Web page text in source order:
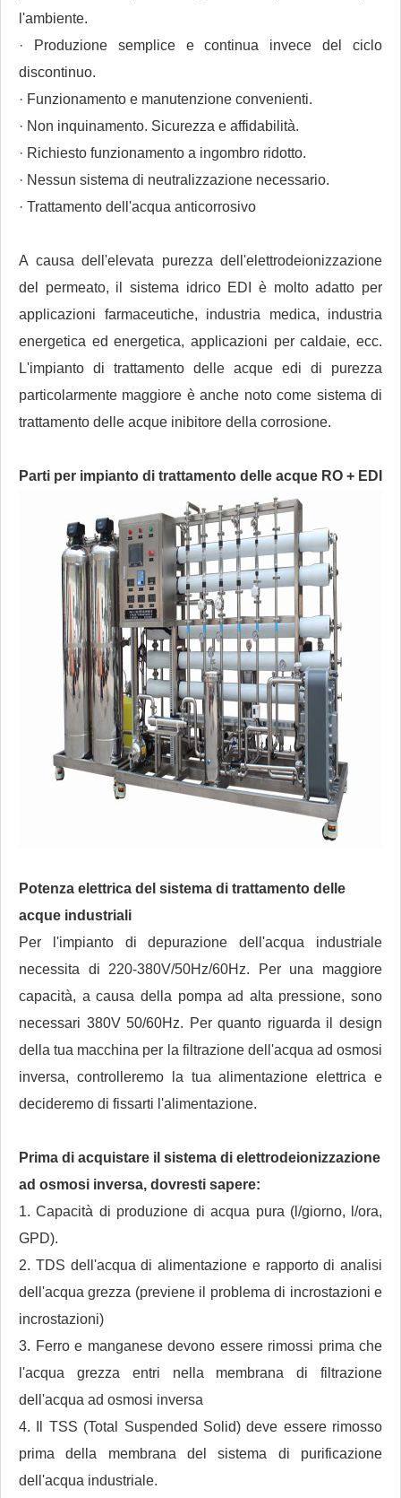
l'ambiente.
· Produzione semplice e continua invece del ciclo
discontinuo.
· Funzionamento e manutenzione convenienti.
· Non inquinamento. Sicurezza e affidabilità.
· Richiesto funzionamento a ingombro ridotto.
· Nessun sistema di neutralizzazione necessario.
· Trattamento dell'acqua anticorrosivo
A causa dell'elevata purezza dell'elettrodeionizzazione
del permeato, il sistema idrico EDI è molto adatto per
applicazioni farmaceutiche, industria medica, industria
energetica ed energetica, applicazioni per caldaie, ecc.
L'impianto di trattamento delle acque edi di purezza
particolarmente maggiore è anche noto come sistema di
trattamento delle acque inibitore della corrosione.
Parti per impianto di trattamento delle acque RO + EDI
Potenza elettrica del sistema di trattamento delle
acque industriali
Per l'impianto di depurazione dell'acqua industriale
necessita di 220-380V/50Hz/60Hz. Per una maggiore
capacità, a causa della pompa ad alta pressione, sono
necessari 380V 50/60Hz. Per quanto riguarda il design
della tua macchina per la filtrazione dell'acqua ad osmosi
inversa, controlleremo la tua alimentazione elettrica e
decideremo di fissarti l'alimentazione.
Prima di acquistare il sistema di elettrodeionizzazione
ad osmosi inversa, dovresti sapere:
1. Capacità di produzione di acqua pura (l/giorno, l/ora,
GPD).
2. TDS dell'acqua di alimentazione e rapporto di analisi
dell'acqua grezza (previene il problema di incrostazioni e
incrostazioni)
3. Ferro e manganese devono essere rimossi prima che
l'acqua grezza entri nella membrana di filtrazione
dell'acqua ad osmosi inversa
4. Il TSS (Total Suspended Solid) deve essere rimosso
prima della membrana del sistema di purificazione
dell'acqua industriale.